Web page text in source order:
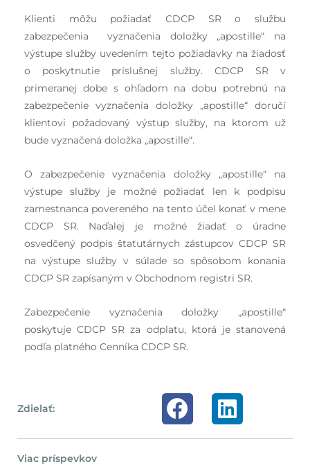
Klienti môžu požiadať CDCP SR o službu
zabezpečenia vyznačenia doložky „apostille“ na
výstupe služby uvedením tejto požiadavky na žiadosť
o poskytnutie príslušnej služby. CDCP SR v
primeranej dobe s ohľadom na dobu potrebnú na
zabezpečenie vyznačenia doložky „apostille“ doručí
klientovi požadovaný výstup služby, na ktorom už
bude vyznačená doložka „apostille“.
O zabezpečenie vyznačenia doložky „apostille“ na
výstupe služby je možné požiadať len k podpisu
zamestnanca povereného na tento účel konať v mene
CDCP SR. Naďalej je možné žiadať o úradne
osvedčený podpis štatutárnych zástupcov CDCP SR
na výstupe služby v súlade so spôsobom konania
CDCP SR zapísaným v Obchodnom registri SR.
Zabezpečenie vyznačenia doložky „apostille“
poskytuje CDCP SR za odplatu, ktorá je stanovená
podľa platného Cenníka CDCP SR.
Zdielať:
Viac príspevkov